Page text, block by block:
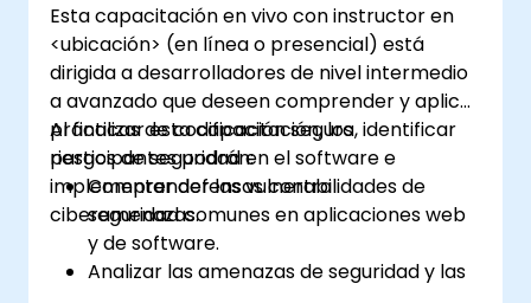
Esta capacitación en vivo con instructor en
<ubicación> (en línea o presencial) está
dirigida a desarrolladores de nivel intermedio
a avanzado que deseen comprender y aplicar
prácticas de codificación segura, identificar
riesgos de seguridad en el software e
implementar defensas contra
ciberamenazas.
Al finalizar esta capacitación, los
participantes podrán:
Comprender las vulnerabilidades de
seguridad comunes en aplicaciones web
y de software.
Analizar las amenazas de seguridad y las